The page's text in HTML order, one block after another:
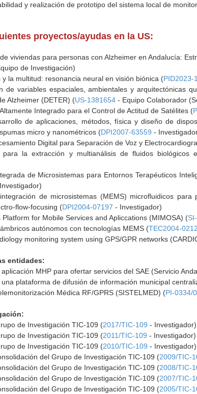
y realización de prototipo del sistema local de
proyectos/ayudas en la US:
viviendas para personas con Alzheimer en Andalucía:
de Investigación)
y la multitud: resonancia neural en visión biónica (PID2023-
de variables espaciales, ambientales y arquitectónicas
Alzheimer (DETER) (US-1381654 - Equipo Colaborador
Integrado para el Control de Actitud de Satélites (
de aplicaciones, métodos, física y diseño de
micro y nanométricos (DPI2007-63559 -
Digital para Separación de Voz y
para la extracción y multianálisis de fluidos
de Microsistemas para Entornos Terapéuticos
de microsistemas (MEMS) microfluidicos
flow-focusing (DPI2004-07197 - Investigador)
Platform for Mobile Services and Apliccations (MIMOSA) (
autónomos con tecnologías MEMS (TEC2004-
monitoring system using GPS/GPR networks
entidades:
MHP para ofertar servicios del SAE (Servicio
plataforma de difusión de información municipal
Médica RF/GPRS (SISTELMED) (PI-0334/
de Investigación TIC-109 (2017/TIC-109 - Investigador)
de Investigación TIC-109 (2011/TIC-109 - Investigador)
de Investigación TIC-109 (2010/TIC-109 - Investigador)
del Grupo de Investigación TIC-109 (2009/TIC-
del Grupo de Investigación TIC-109 (2008/TIC-
del Grupo de Investigación TIC-109 (2007/TIC-
del Grupo de Investigación TIC-109 (2005/TIC-